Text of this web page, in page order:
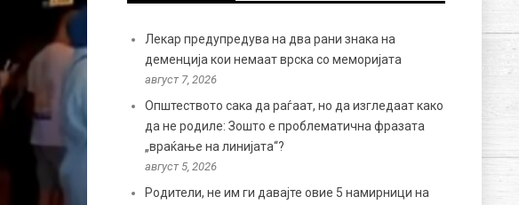
Лекар предупредува на два рани знака на
деменција кои немаат врска со меморијата
август 7, 2026
Општеството сака да раѓаат, но да изгледаат како
да не родиле: Зошто е проблематична фразата
„враќање на линијата“?
август 5, 2026
Родители, не им ги давајте овие 5 намирници на